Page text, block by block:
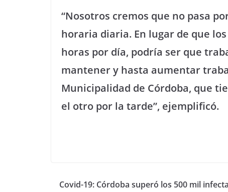
“Nosotros cremos que no pasa
horaria diaria. En lugar de que
horas por día, podría ser que
mantener y hasta aumentar
Municipalidad de Córdoba, que
el otro por la tarde”, ejemplificó.
Covid-19: Córdoba superó los 500 mil